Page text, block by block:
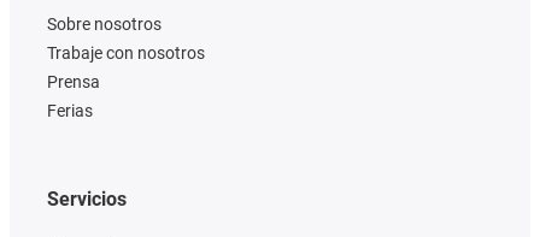
Sobre nosotros
Trabaje con nosotros
Prensa
Ferias
Servicios